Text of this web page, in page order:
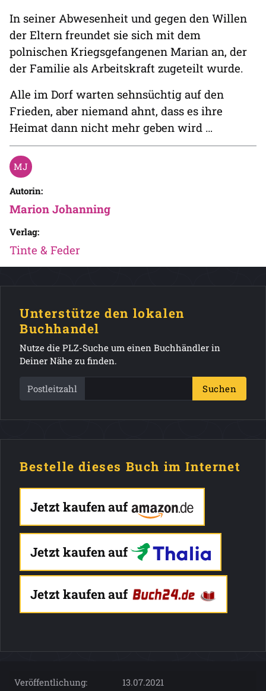
In seiner Abwesenheit und gegen den Willen
der Eltern freundet sie sich mit dem
polnischen Kriegsgefangenen Marian an, der
der Familie als Arbeitskraft zugeteilt wurde.
Alle im Dorf warten sehnsüchtig auf den
Frieden, aber niemand ahnt, dass es ihre
Heimat dann nicht mehr geben wird …
Autorin:
Marion Johanning
Verlag:
Tinte & Feder
Unterstütze den lokalen
Buchhandel
Nutze die PLZ-Suche um einen Buchhändler in
Deiner Nähe zu finden.
Postleitzahl Suchen
Bestelle dieses Buch im Internet
Jetzt kaufen auf
Jetzt kaufen auf
Jetzt kaufen auf
Veröffentlichung:
13.07.2021